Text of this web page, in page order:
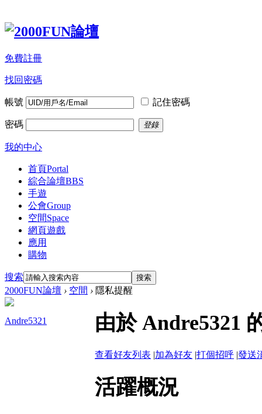
免費註冊
找回密碼
帳號 記住密碼
密碼 登錄
我的中心
首頁Portal
綜合論壇BBS
手遊
公會Group
空間Space
網頁遊戲
應用
購物
搜索 搜索
2000FUN論壇 › 空間 › 隱私提醒
Andre5321 由於 Andre5321
查看好友列表 |加為好友 |打個招呼 |發送
活躍概況